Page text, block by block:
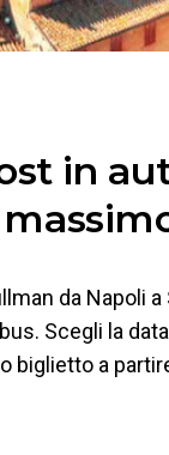
in
da Napoli
Scegli la
biglietto a